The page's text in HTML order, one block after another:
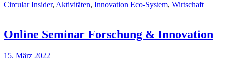
Circular Insider, Aktivitäten, Innovation Eco-System, Wirtschaft
Online Seminar Forschung & Innovation
15. März 2022